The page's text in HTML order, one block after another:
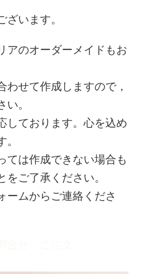
います。
アのオーダーメイドもお
わせて作成しますので，
。
しております。心を込め
ては作成できない場合も
ご了承ください。
ームからご連絡くださ